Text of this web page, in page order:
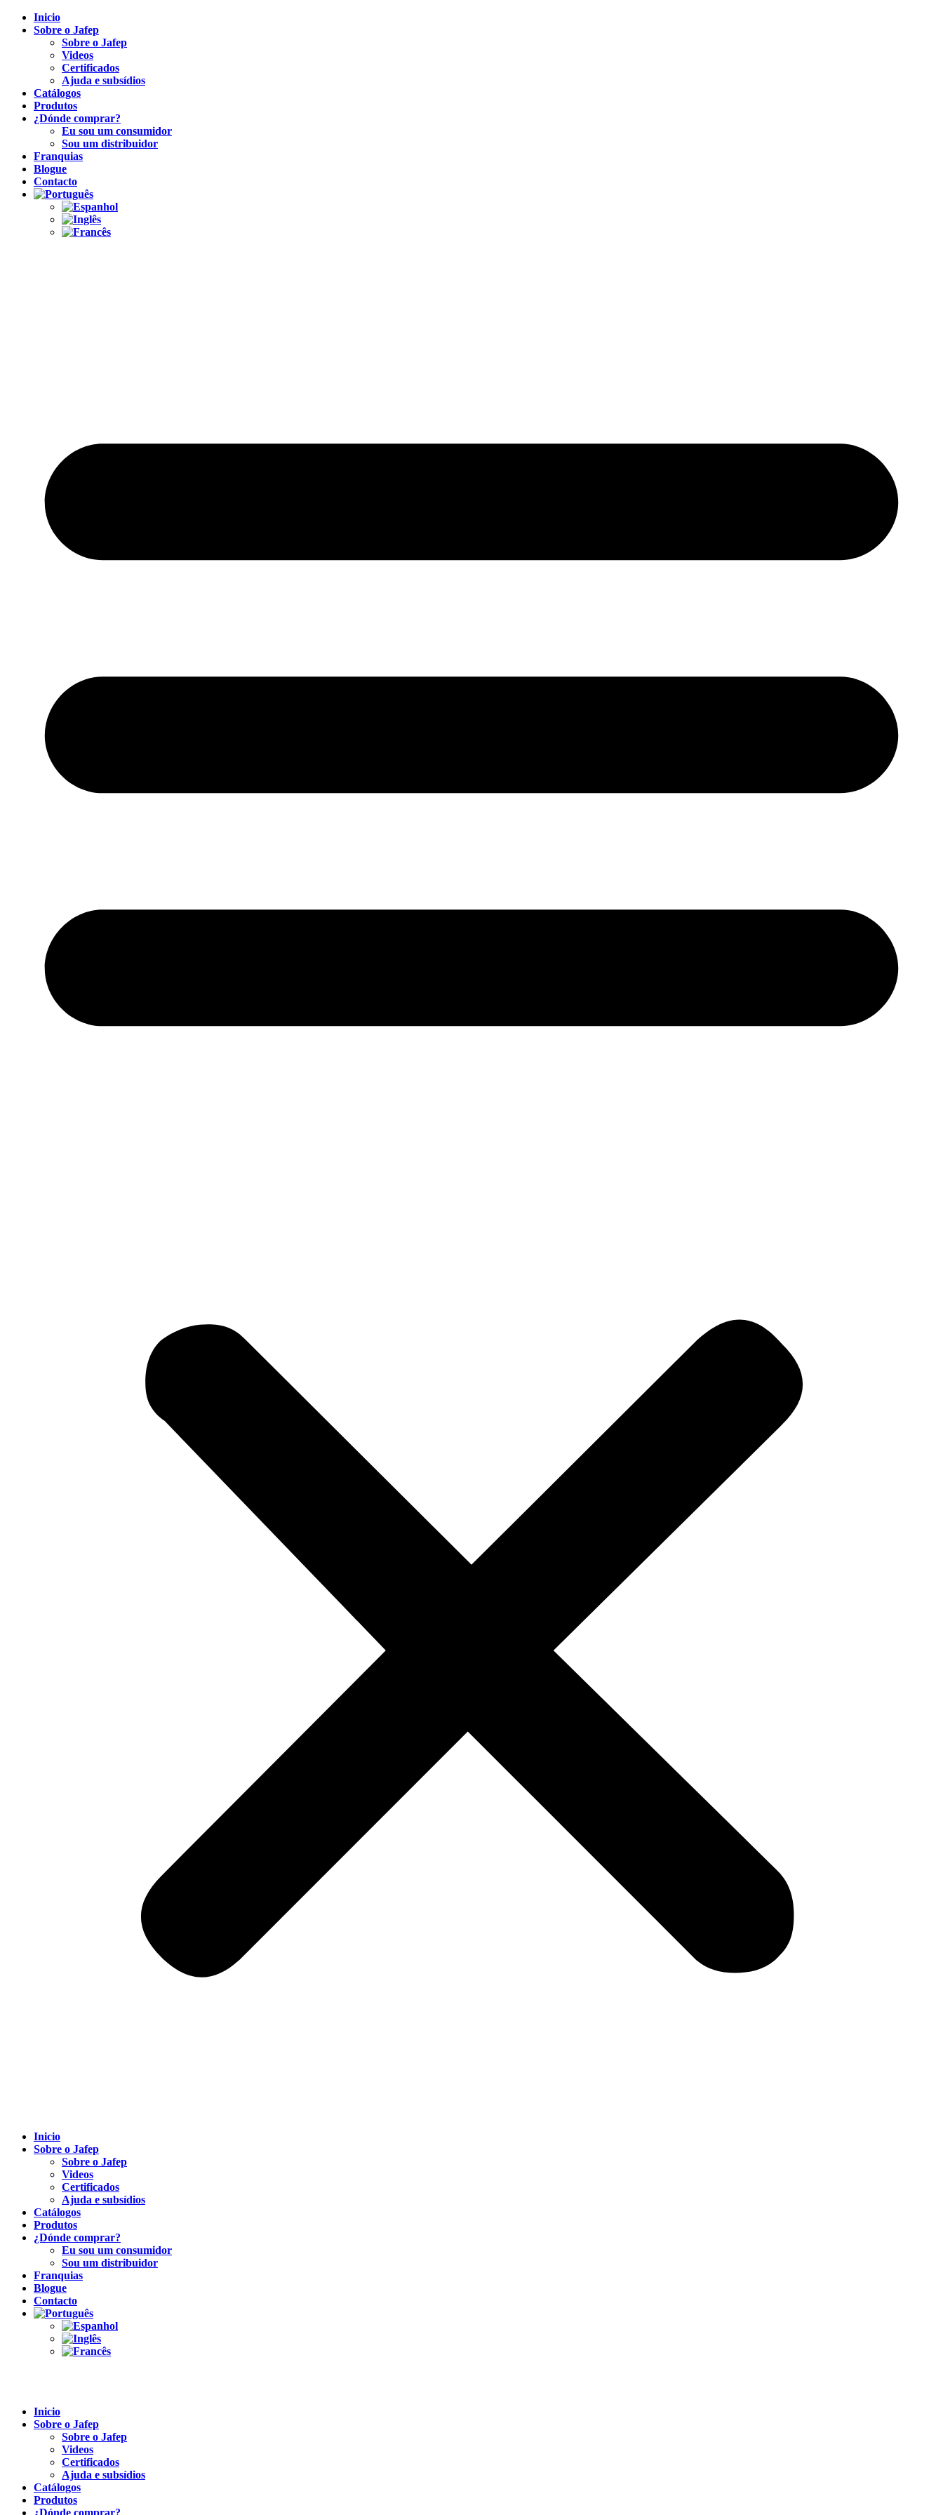
Inicio
Sobre o Jafep
Sobre o Jafep
Videos
Certificados
Ajuda e subsídios
Catálogos
Produtos
¿Dónde comprar?
Eu sou um consumidor
Sou um distribuidor
Franquias
Blogue
Contacto
Inicio
Sobre o Jafep
Sobre o Jafep
Videos
Certificados
Ajuda e subsídios
Catálogos
Produtos
¿Dónde comprar?
Eu sou um consumidor
Sou um distribuidor
Franquias
Blogue
Contacto
Inicio
Sobre o Jafep
Sobre o Jafep
Videos
Certificados
Ajuda e subsídios
Catálogos
Produtos
¿Dónde comprar?